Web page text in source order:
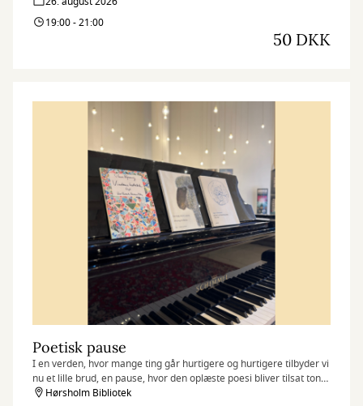
19:00 - 21:00
50 DKK
Poetisk pause
I en verden, hvor mange ting går hurtigere og hurtigere tilbyder vi
nu et lille brud, en pause, hvor den oplæste poesi bliver tilsat toner
fra flyglet.
Hørsholm Bibliotek